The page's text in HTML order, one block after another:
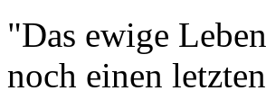
"Das ewige
noch einen